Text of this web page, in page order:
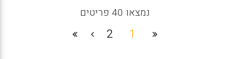
נמצאו 40 פריטים
1
2